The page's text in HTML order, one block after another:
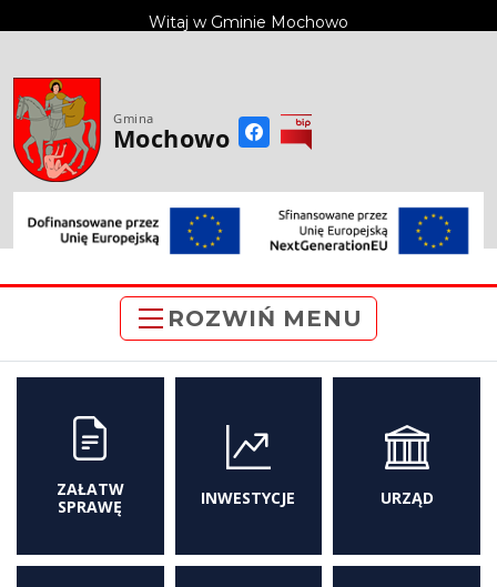
treści
Witaj w Gminie Mochowo
Gmina
Mochowo
ROZWIŃ MENU
ZAŁATW
SPRAWĘ
INWESTYCJE URZĄD